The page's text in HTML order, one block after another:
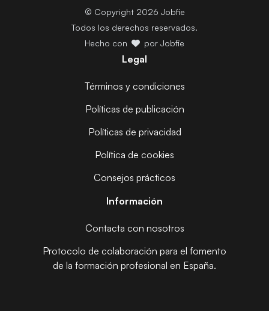
© Copyright 2026 Jobfie
Todos los derechos reservados.
Hecho con
por Jobfie
Legal
Términos y condiciones
Políticas de publicación
Políticas de privacidad
Política de cookies
Consejos prácticos
Información
Contacta con nosotros
Protocolo de colaboración para el fomento
de la formación profesional en España.